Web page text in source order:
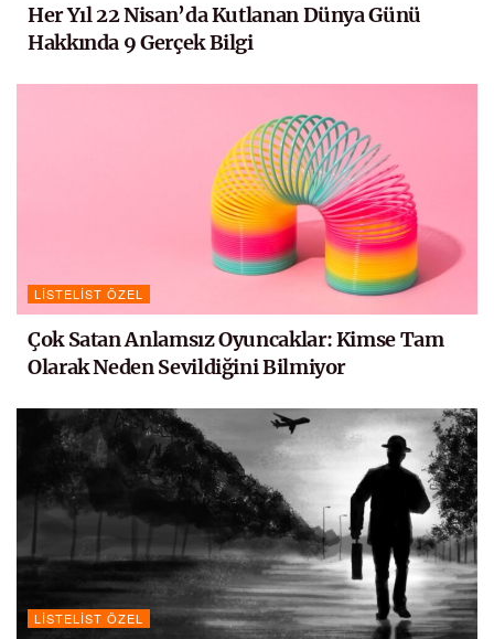
Her Yıl 22 Nisan’da Kutlanan Dünya Günü
Hakkında 9 Gerçek Bilgi
LISTELIST ÖZEL
Çok Satan Anlamsız Oyuncaklar: Kimse Tam
Olarak Neden Sevildiğini Bilmiyor
LISTELIST ÖZEL